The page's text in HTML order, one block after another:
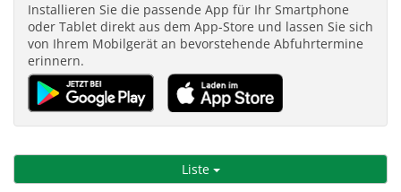
Installieren Sie die passende App für Ihr Smartphone
oder Tablet direkt aus dem App-Store und lassen Sie sich
von Ihrem Mobilgerät an bevorstehende Abfuhrtermine
erinnern.
Liste